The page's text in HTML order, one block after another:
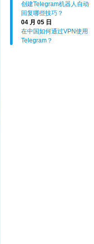
创建Telegram机器人自动
回复哪些技巧？
04 月 05 日
在中国如何通过VPN使用
Telegram？